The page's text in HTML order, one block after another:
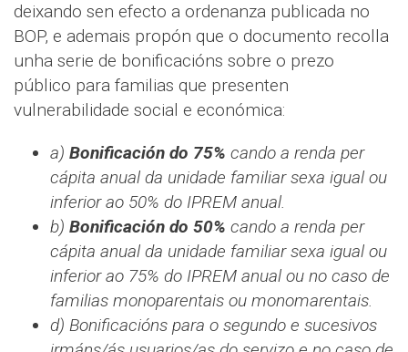
deixando sen efecto a ordenanza publicada no
BOP, e ademais propón que o documento recolla
unha serie de bonificacións sobre o prezo
público para familias que presenten
vulnerabilidade social e económica:
a) Bonificación do 75% cando a renda per
cápita anual da unidade familiar sexa igual ou
inferior ao 50% do IPREM anual.
b) Bonificación do 50% cando a renda per
cápita anual da unidade familiar sexa igual ou
inferior ao 75% do IPREM anual ou no caso de
familias monoparentais ou monomarentais.
d) Bonificacións para o segundo e sucesivos